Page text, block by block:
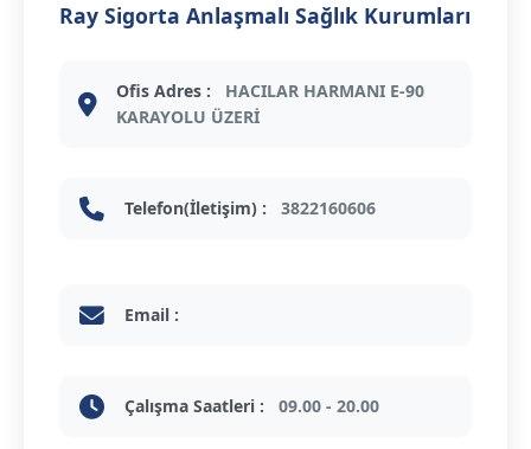
Ray Sigorta Anlaşmalı Sağlık Kurumları
Ofis Adres :
HACILAR HARMANI E-90
KARAYOLU ÜZERİ
Telefon(İletişim) : 3822160606
Email :
Çalışma Saatleri : 09.00 - 20.00